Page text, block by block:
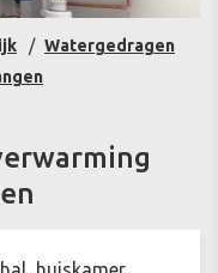
Watergedragen